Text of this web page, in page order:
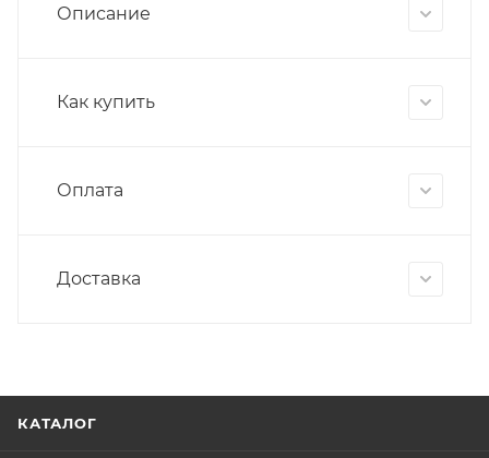
Описание
Как купить
Оплата
Доставка
КАТАЛОГ